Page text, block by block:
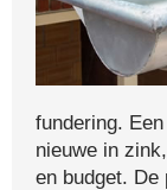
fundering.
nieuwe in
en budget. De